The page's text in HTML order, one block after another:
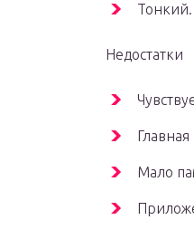
Тонкий.
Недостатки
Мало